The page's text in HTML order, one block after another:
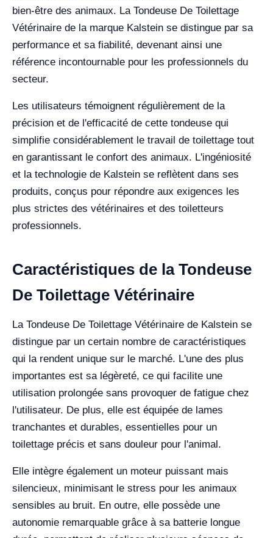
bien-être des animaux. La Tondeuse De Toilettage
Vétérinaire de la marque Kalstein se distingue par sa
performance et sa fiabilité, devenant ainsi une
référence incontournable pour les professionnels du
secteur.
Les utilisateurs témoignent régulièrement de la
précision et de l'efficacité de cette tondeuse qui
simplifie considérablement le travail de toilettage tout
en garantissant le confort des animaux. L'ingéniosité
et la technologie de Kalstein se reflètent dans ses
produits, conçus pour répondre aux exigences les
plus strictes des vétérinaires et des toiletteurs
professionnels.
Caractéristiques de la Tondeuse
De Toilettage Vétérinaire
La Tondeuse De Toilettage Vétérinaire de Kalstein se
distingue par un certain nombre de caractéristiques
qui la rendent unique sur le marché. L'une des plus
importantes est sa légèreté, ce qui facilite une
utilisation prolongée sans provoquer de fatigue chez
l'utilisateur. De plus, elle est équipée de lames
tranchantes et durables, essentielles pour un
toilettage précis et sans douleur pour l'animal.
Elle intègre également un moteur puissant mais
silencieux, minimisant le stress pour les animaux
sensibles au bruit. En outre, elle possède une
autonomie remarquable grâce à sa batterie longue